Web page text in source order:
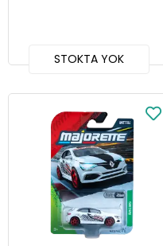
STOKTA YOK